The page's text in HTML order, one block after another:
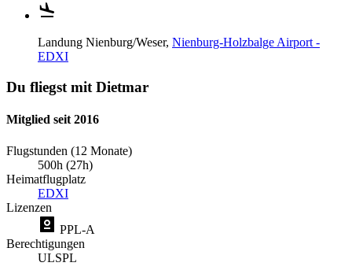
Landung Nienburg/Weser, Nienburg-Holzbalge Airport -
EDXI
Du fliegst mit Dietmar
Mitglied seit 2016
Flugstunden (12 Monate)
500h (27h)
Heimatflugplatz
EDXI
Lizenzen
PPL-A
Berechtigungen
ULSPL